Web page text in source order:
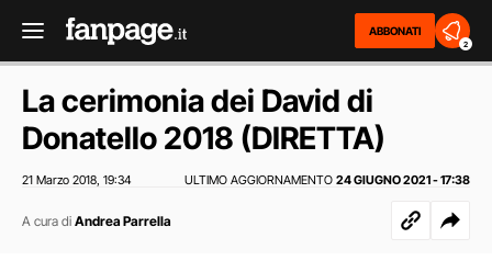
ABBONATI
2
La cerimonia dei David di
Donatello 2018 (DIRETTA)
21 Marzo 2018 19:34 ULTIMO AGGIORNAMENTO 24 GIUGNO 2021 - 17:38
A cura di Andrea Parrella